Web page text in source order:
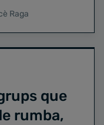
Raga
que
rumba,